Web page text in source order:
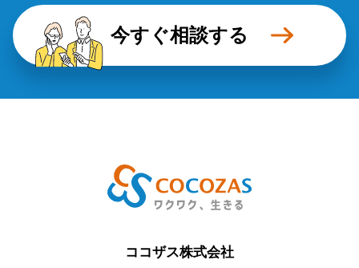
今すぐ相談する
ココザス株式会社